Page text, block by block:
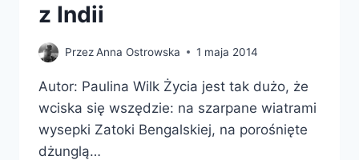
z Indii
PrzezAnna Ostrowska 1 maja 2014
Autor: Paulina Wilk Życia jest tak dużo, że
wciska się wszędzie: na szarpane wiatrami
wysepki Zatoki Bengalskiej, na porośnięte
dżunglą…